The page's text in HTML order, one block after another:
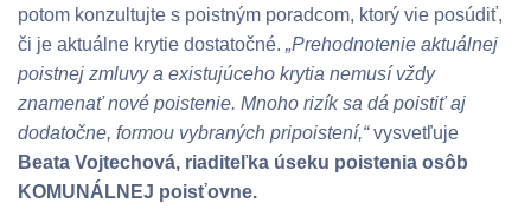
potom konzultujte s poistným poradcom, ktorý vie posúdiť,
či je aktuálne krytie dostatočné. „Prehodnotenie aktuálnej
poistnej zmluvy a existujúceho krytia nemusí vždy
znamenať nové poistenie. Mnoho rizík sa dá poistiť aj
dodatočne, formou vybraných pripoistení,“vysvetľuje
Beata Vojtechová, riaditeľka úseku poistenia osôb
KOMUNÁLNEJ poisťovne.